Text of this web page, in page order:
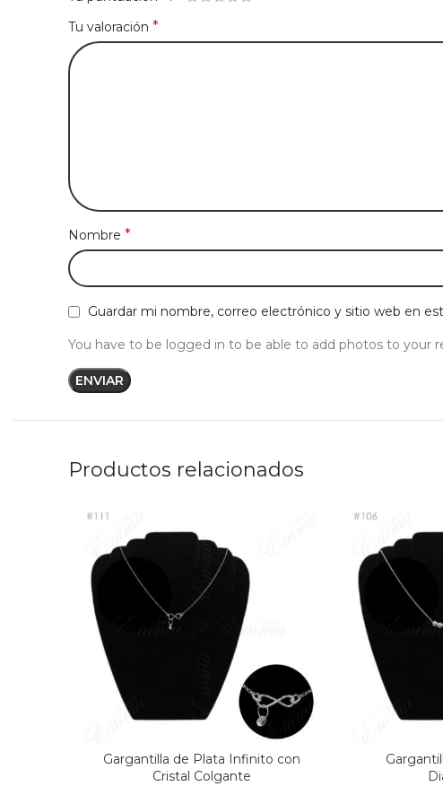
Tu valoración *
Nombre *
Guardar mi nombre, correo electrónico y sitio web en
You have to be logged in to be able to add photos to your
Productos relacionados
Gargantilla de Plata Infinito con
Cristal Colgante